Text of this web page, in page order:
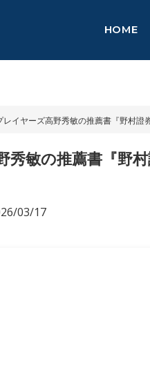
HOME
レイヤーズ高野秀敏の推薦書『野村證
秀敏の推薦書『野
03/17